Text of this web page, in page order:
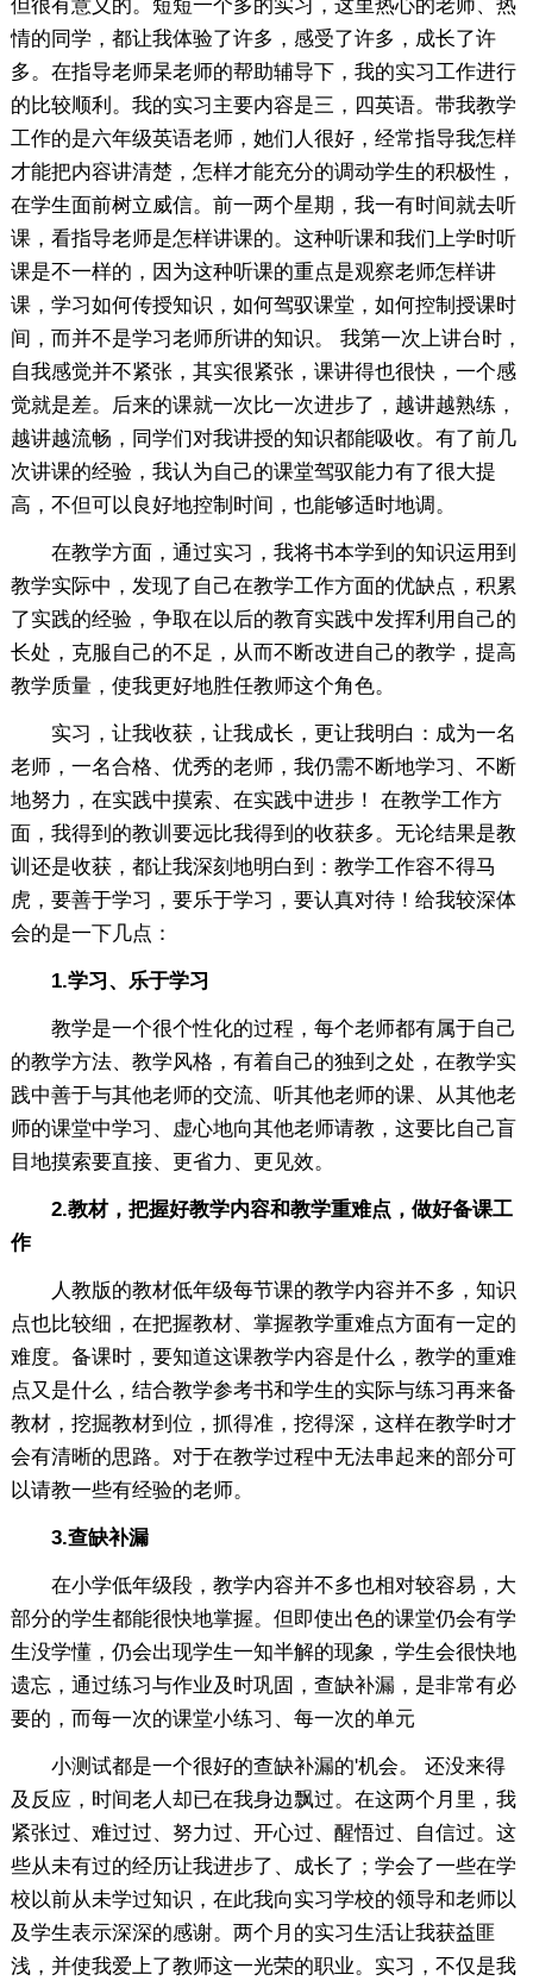
但很有意义的。短短一个多的实习，这里热心的老师、热
情的同学，都让我体验了许多，感受了许多，成长了许
多。在指导老师杲老师的帮助辅导下，我的实习工作进行
的比较顺利。我的实习主要内容是三，四英语。带我教学
工作的是六年级英语老师，她们人很好，经常指导我怎样
才能把内容讲清楚，怎样才能充分的调动学生的积极性，
在学生面前树立威信。前一两个星期，我一有时间就去听
课，看指导老师是怎样讲课的。这种听课和我们上学时听
课是不一样的，因为这种听课的重点是观察老师怎样讲
课，学习如何传授知识，如何驾驭课堂，如何控制授课时
间，而并不是学习老师所讲的知识。 我第一次上讲台时，
自我感觉并不紧张，其实很紧张，课讲得也很快，一个感
觉就是差。后来的课就一次比一次进步了，越讲越熟练，
越讲越流畅，同学们对我讲授的知识都能吸收。有了前几
次讲课的经验，我认为自己的课堂驾驭能力有了很大提
高，不但可以良好地控制时间，也能够适时地调。
在教学方面，通过实习，我将书本学到的知识运用到
教学实际中，发现了自己在教学工作方面的优缺点，积累
了实践的经验，争取在以后的教育实践中发挥利用自己的
长处，克服自己的不足，从而不断改进自己的教学，提高
教学质量，使我更好地胜任教师这个角色。
实习，让我收获，让我成长，更让我明白：成为一名
老师，一名合格、优秀的老师，我仍需不断地学习、不断
地努力，在实践中摸索、在实践中进步！ 在教学工作方
面，我得到的教训要远比我得到的收获多。无论结果是教
训还是收获，都让我深刻地明白到：教学工作容不得马
虎，要善于学习，要乐于学习，要认真对待！给我较深体
会的是一下几点：
1.学习、乐于学习
教学是一个很个性化的过程，每个老师都有属于自己
的教学方法、教学风格，有着自己的独到之处，在教学实
践中善于与其他老师的交流、听其他老师的课、从其他老
师的课堂中学习、虚心地向其他老师请教，这要比自己盲
目地摸索要直接、更省力、更见效。
2.教材，把握好教学内容和教学重难点，做好备课工
作
人教版的教材低年级每节课的教学内容并不多，知识
点也比较细，在把握教材、掌握教学重难点方面有一定的
难度。备课时，要知道这课教学内容是什么，教学的重难
点又是什么，结合教学参考书和学生的实际与练习再来备
教材，挖掘教材到位，抓得准，挖得深，这样在教学时才
会有清晰的思路。对于在教学过程中无法串起来的部分可
以请教一些有经验的老师。
3.查缺补漏
在小学低年级段，教学内容并不多也相对较容易，大
部分的学生都能很快地掌握。但即使出色的课堂仍会有学
生没学懂，仍会出现学生一知半解的现象，学生会很快地
遗忘，通过练习与作业及时巩固，查缺补漏，是非常有必
要的，而每一次的课堂小练习、每一次的单元
小测试都是一个很好的查缺补漏的'机会。 还没来得
及反应，时间老人却已在我身边飘过。在这两个月里，我
紧张过、难过过、努力过、开心过、醒悟过、自信过。这
些从未有过的经历让我进步了、成长了；学会了一些在学
校以前从未学过知识，在此我向实习学校的领导和老师以
及学生表示深深的感谢。两个月的实习生活让我获益匪
浅，并使我爱上了教师这一光荣的职业。实习，不仅是我